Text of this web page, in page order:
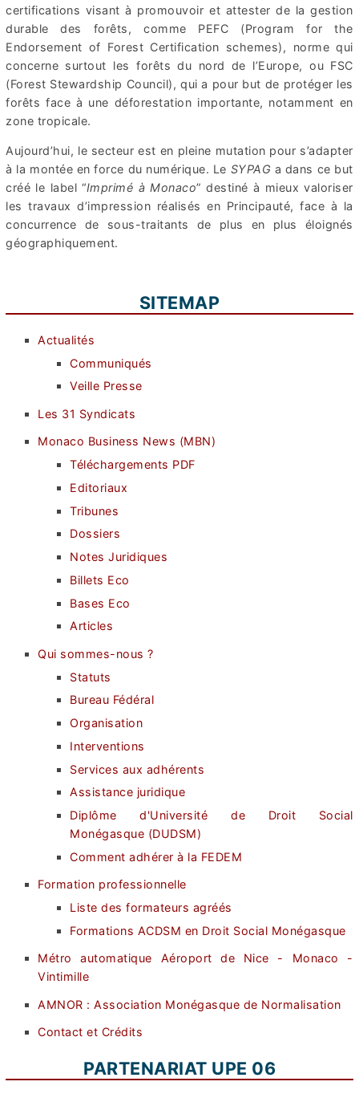
certifications visant à promouvoir et attester de la gestion
durable des forêts, comme PEFC (Program for the
Endorsement of Forest Certification schemes), norme qui
concerne surtout les forêts du nord de l’Europe, ou FSC
(Forest Stewardship Council), qui a pour but de protéger les
forêts face à une déforestation importante, notamment en
zone tropicale.
Aujourd’hui, le secteur est en pleine mutation pour s’adapter
à la montée en force du numérique. Le SYPAG a dans ce but
créé le label “Imprimé à Monaco” destiné à mieux valoriser
les travaux d’impression réalisés en Principauté, face à la
concurrence de sous-traitants de plus en plus éloignés
géographiquement.
SITEMAP
Actualités
Communiqués
Veille Presse
Les 31 Syndicats
Monaco Business News (MBN)
Téléchargements PDF
Editoriaux
Tribunes
Dossiers
Notes Juridiques
Billets Eco
Bases Eco
Articles
Qui sommes-nous ?
Statuts
Bureau Fédéral
Organisation
Interventions
Services aux adhérents
Assistance juridique
Diplôme d'Université de Droit Social
Monégasque (DUDSM)
Comment adhérer à la FEDEM
Formation professionnelle
Liste des formateurs agréés
Formations ACDSM en Droit Social Monégasque
Métro automatique Aéroport de Nice - Monaco -
Vintimille
AMNOR : Association Monégasque de Normalisation
Contact et Crédits
PARTENARIAT UPE 06